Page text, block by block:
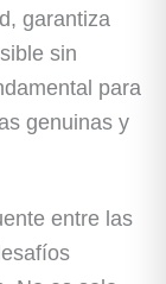
garantiza
sin
para
genuinas y
entre las